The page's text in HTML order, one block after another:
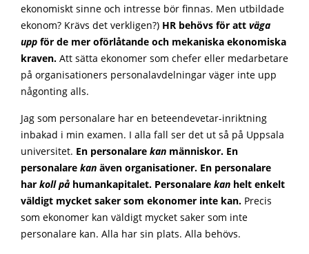
ekonomiskt sinne och intresse bör finnas. Men utbildade
ekonom? Krävs det verkligen?) HR behövs för att väga
upp för de mer oförlåtande och mekaniska ekonomiska
kraven. Att sätta ekonomer som chefer eller medarbetare
på organisationers personalavdelningar väger inte upp
någonting alls.
Jag som personalare har en beteendevetar-inriktning
inbakad i min examen. I alla fall ser det ut så på Uppsala
universitet. En personalare kan människor. En
personalare kan även organisationer. En personalare
har koll på humankapitalet. Personalare kan helt enkelt
väldigt mycket saker som ekonomer inte kan. Precis
som ekonomer kan väldigt mycket saker som inte
personalare kan. Alla har sin plats. Alla behövs.